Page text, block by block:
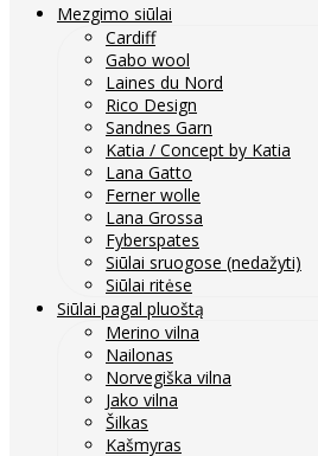
Mezgimo siūlai
Cardiff
Gabo wool
Laines du Nord
Rico Design
Sandnes Garn
Katia / Concept by Katia
Lana Gatto
Ferner wolle
Lana Grossa
Fyberspates
Siūlai sruogose (nedažyti)
Siūlai ritėse
Siūlai pagal pluoštą
Merino vilna
Nailonas
Norvegiška vilna
Jako vilna
Šilkas
Kašmyras